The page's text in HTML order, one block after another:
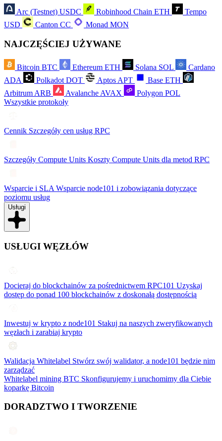
Arc (Testnet) USDC Robinhood Chain ETH
Tempo
USD
Canton CC Monad MON
NAJCZĘŚCIEJ UŻYWANE
Bitcoin BTC Ethereum ETH Solana SOL
Cardano
ADA
Polkadot DOT Aptos APT Base ETH
Arbitrum ARB Avalanche AVAX Polygon POL
Wszystkie protokoły
Cennik Szczegóły cen usług RPC
Szczegóły Compute Units Koszty Compute Units dla metod RPC
Wsparcie i SLA Wsparcie node101 i zobowiązania dotyczące
poziomu usług
Usługi
USŁUGI WĘZŁÓW
Docieraj do blockchainów za pośrednictwem RPC101 Uzyskaj
dostęp do ponad 100 blockchainów z doskonałą dostępnością
Inwestuj w krypto z node101 Stakuj na naszych zweryfikowanych
węzłach i zarabiaj krypto
Walidacja Whitelabel Stwórz swój walidator, a node101 będzie nim
zarządzać
Whitelabel mining BTC Skonfigurujemy i uruchomimy dla Ciebie
koparkę Bitcoin
DORADZTWO I TWORZENIE